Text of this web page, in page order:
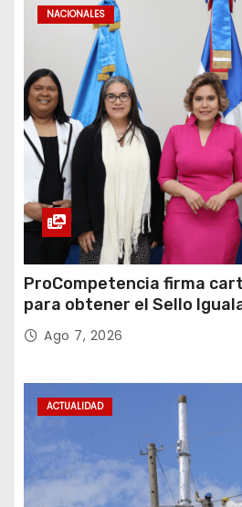
NACIONALES
ProCompetencia firma
para obtener el Sello
Sector Público
Ago 7, 2026
ACTUALIDAD